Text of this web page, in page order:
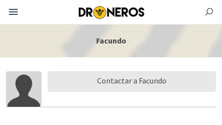
Facundo
Contactar a Facundo